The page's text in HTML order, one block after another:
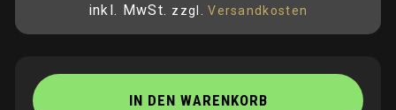
inkl. MwSt. zzgl.Versandkosten
IN DEN WARENKORB